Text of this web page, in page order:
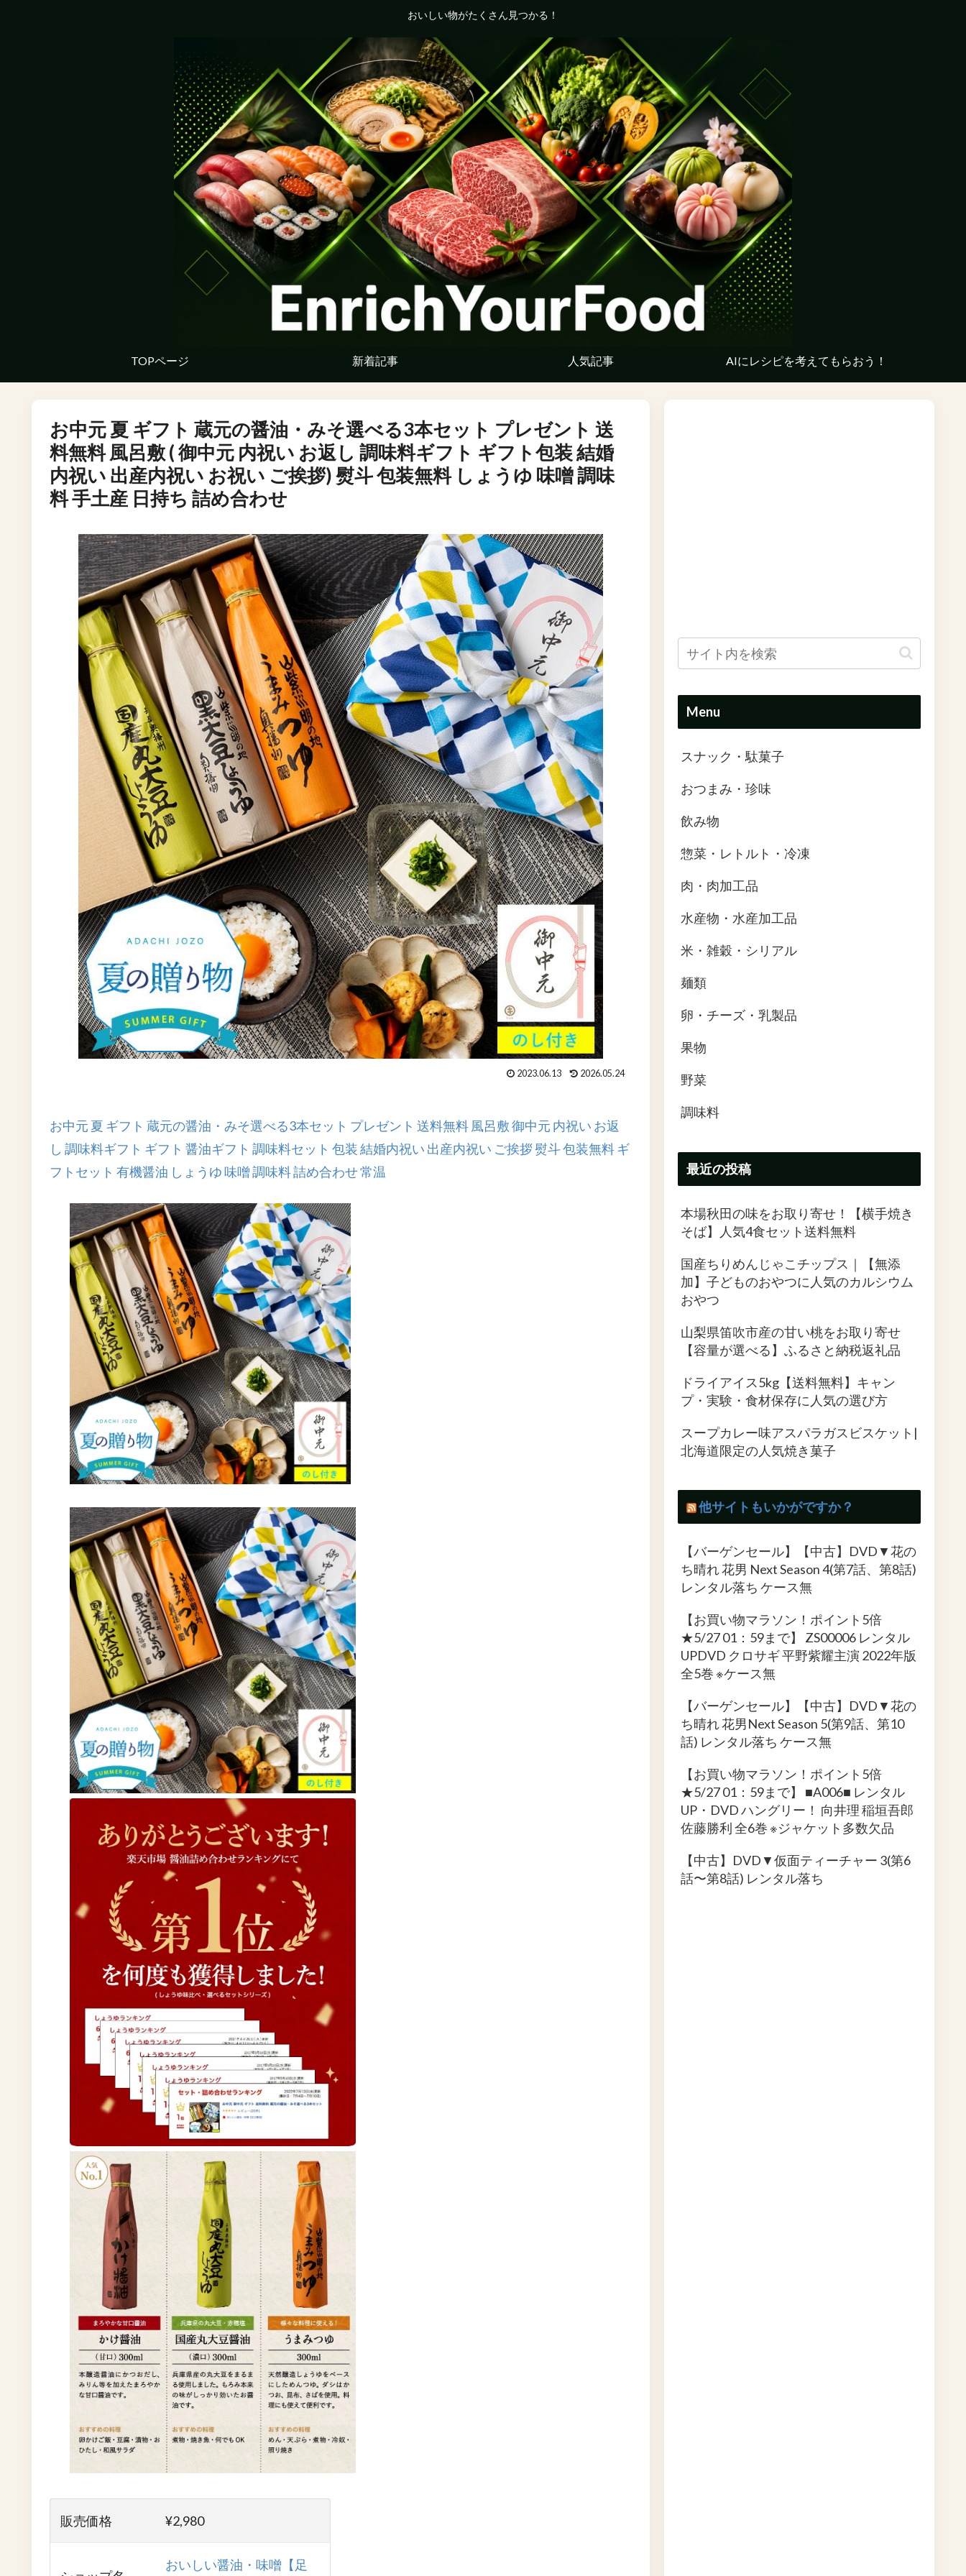
おいしい物がたくさん見つかる！
TOPページ 新着記事 人気記事 AIにレシピを考えてもらおう！
お中元 夏 ギフト 蔵元の醤油・みそ選べる3本セット プレゼント 送
料無料 風呂敷 ( 御中元 内祝い お返し 調味料ギフト ギフト包装 結婚
内祝い 出産内祝い お祝い ご挨拶) 熨斗 包装無料 しょうゆ 味噌 調味
料 手土産 日持ち 詰め合わせ
2023.06.13 2026.05.24
お中元 夏 ギフト 蔵元の醤油・みそ選べる3本セット プレゼント 送料無料 風呂敷 御中元 内祝い お返
し 調味料ギフト ギフト 醤油ギフト 調味料セット 包装 結婚内祝い 出産内祝い ご挨拶 熨斗 包装無料 ギ
フトセット 有機醤油 しょうゆ 味噌 調味料 詰め合わせ 常温
販売価格 ¥2,980
おいしい醤油・味噌【足
Menu
スナック・駄菓子
おつまみ・珍味
飲み物
惣菜・レトルト・冷凍
肉・肉加工品
水産物・水産加工品
米・雑穀・シリアル
麺類
卵・チーズ・乳製品
果物
野菜
調味料
最近の投稿
本場秋田の味をお取り寄せ！【横手焼き
そば】人気4食セット送料無料
国産ちりめんじゃこチップス｜【無添
加】子どものおやつに人気のカルシウム
おやつ
山梨県笛吹市産の甘い桃をお取り寄せ
【容量が選べる】ふるさと納税返礼品
ドライアイス5kg【送料無料】キャン
プ・実験・食材保存に人気の選び方
スープカレー味アスパラガスビスケット|
北海道限定の人気焼き菓子
他サイトもいかがですか？
【バーゲンセール】【中古】DVD▼花の
ち晴れ 花男 Next Season 4(第7話、第8話)
レンタル落ち ケース無
【お買い物マラソン！ポイント5倍
★5/27 01：59まで】 ZS00006 レンタル
UPDVD クロサギ 平野紫耀主演 2022年版
全5巻 ※ケース無
【バーゲンセール】【中古】DVD▼花の
ち晴れ 花男Next Season 5(第9話、第10
話) レンタル落ち ケース無
【お買い物マラソン！ポイント5倍
★5/27 01：59まで】 ■A006■ レンタル
UP・DVD ハングリー！ 向井理 稲垣吾郎
佐藤勝利 全6巻 ※ジャケット多数欠品
【中古】DVD▼仮面ティーチャー 3(第6
話〜第8話) レンタル落ち